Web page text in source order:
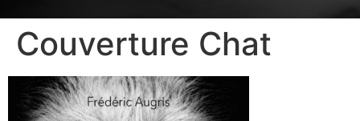
Couverture Chat